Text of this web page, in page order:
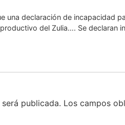
una declaración de incapacidad
del Zulia…. Se declaran
publicada. Los campos